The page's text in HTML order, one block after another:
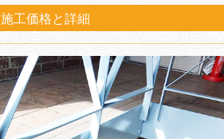
施工価格と詳細